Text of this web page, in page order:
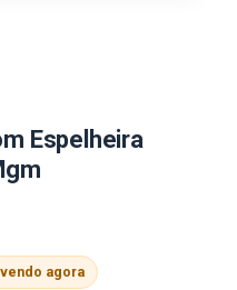
Espelheira
agora